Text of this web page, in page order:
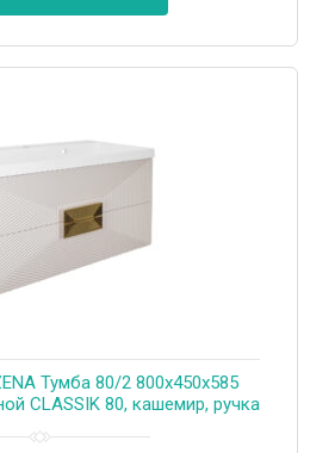
Тумба 80/2 800х450х585
CLASSIK 80, кашемир, ручка